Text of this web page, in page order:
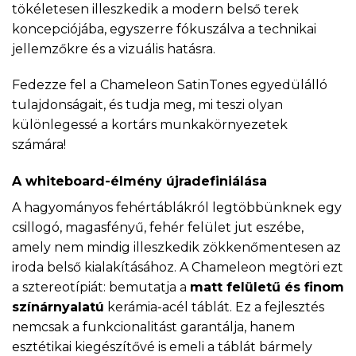
tökéletesen illeszkedik a modern belső terek
koncepciójába, egyszerre fókuszálva a technikai
jellemzőkre és a vizuális hatásra.
Fedezze fel a Chameleon SatinTones egyedülálló
tulajdonságait, és tudja meg, mi teszi olyan
különlegessé a kortárs munkakörnyezetek
számára!
A whiteboard-élmény újradefiniálása
A hagyományos fehértáblákról legtöbbünknek egy
csillogó, magasfényű, fehér felület jut eszébe,
amely nem mindig illeszkedik zökkenőmentesen az
iroda belső kialakításához. A Chameleon megtöri ezt
a sztereotípiát: bemutatja a matt felületű és finom
színárnyalatú kerámia-acél táblát. Ez a fejlesztés
nemcsak a funkcionalitást garantálja, hanem
esztétikai kiegészítővé is emeli a táblát bármely